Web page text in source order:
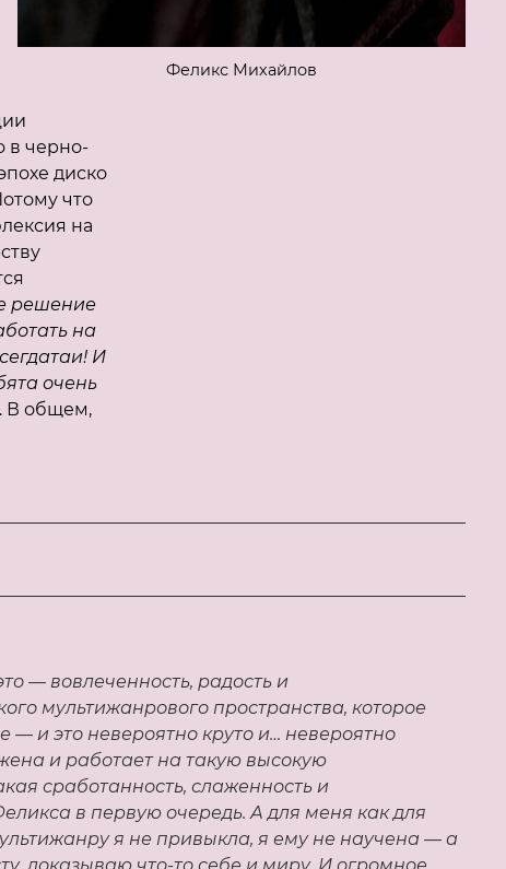
Феликс Михайлов
в черно-
диско
что
на
решение
на
И
очень
В общем,
— вовлеченность, радость и
мультижанрового пространства, которое
— и это невероятно круто и… невероятно
и работает на такую высокую
сработанность, слаженность и
в первую очередь. А для меня как для
я не привыкла, я ему не научена — а
доказываю что-то себе и миру. И огромное